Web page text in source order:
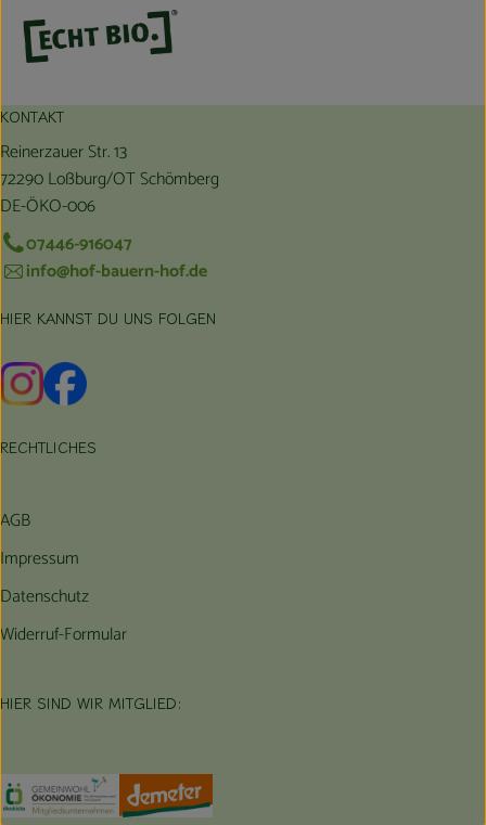
KONTAKT
Reinerzauer Str. 13
72290 Loßburg/OT Schömberg
DE-ÖKO-006
07446-916047
info@hof-bauern-hof.de
HIER KANNST DU UNS FOLGEN
Externer Link zu https://www.instagram.com/hofbauernhof/
Externer Link zu https://www.facebook.com/
RECHTLICHES
AGB
Impressum
Datenschutz
Widerruf-Formular
HIER SIND WIR MITGLIED:
Externer Link zu https://www.oekokiste.de/
Externer Link zu https://germany.econgood.org/